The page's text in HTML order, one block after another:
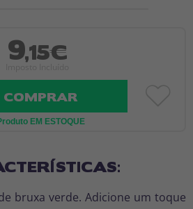
9,15€
COMPRAR
EM ESTOQUE
bruxa verde. Adicione um toque